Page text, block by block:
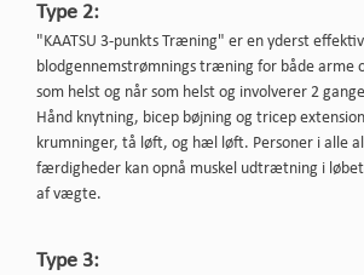
Type 2:
"KAATSU 3-punkts Træning" er en yderst
blodgennemstrømnings træning for både arme
som helst og når som helst og involverer 2
Hånd knytning, bicep bøjning og tricep
krumninger, tå løft, og hæl løft. Personer i alle
færdigheder kan opnå muskel udtrætning i
af vægte.
Type 3: